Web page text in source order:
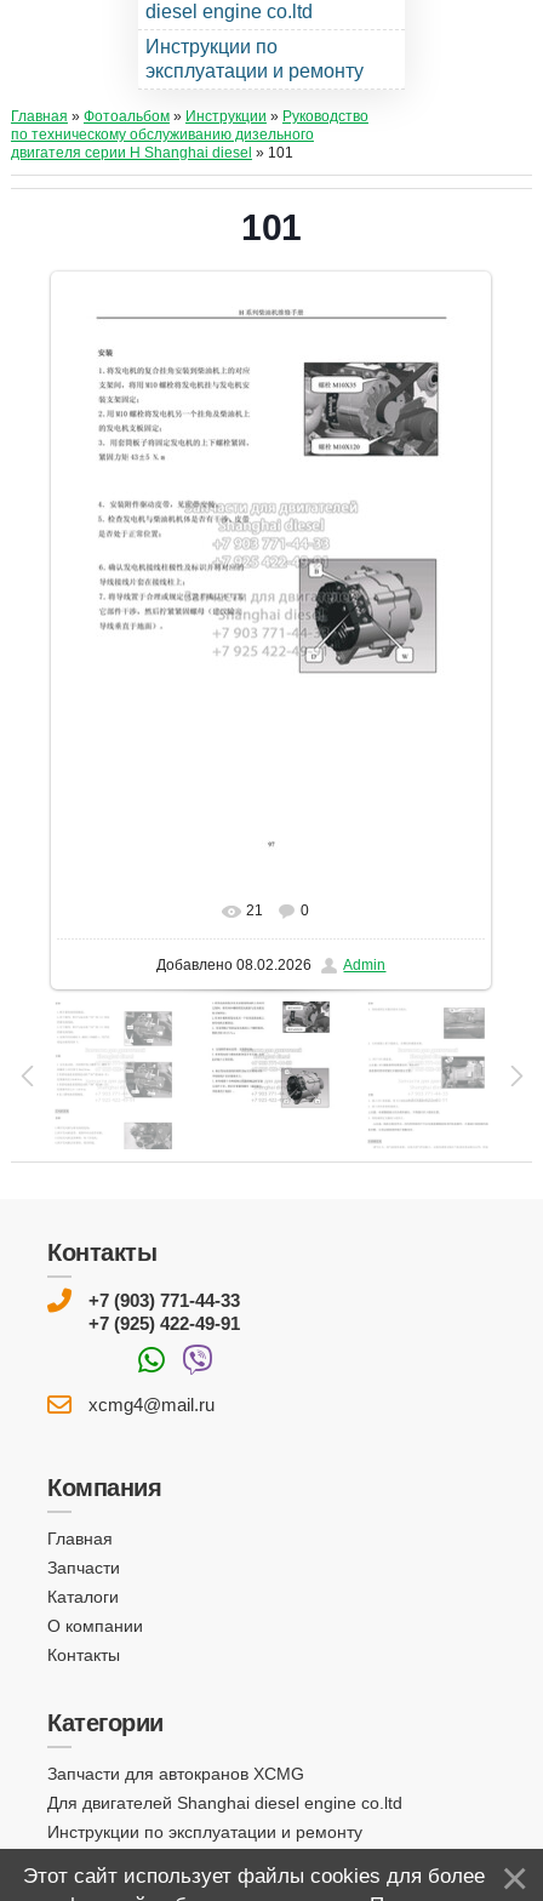
diesel engine co.ltd
Инструкции по
эксплуатации и ремонту
Главная » Фотоальбом» Инструкции » Руководство
по техническому обслуживанию дизельного
двигателя серии Н Shanghai diesel » 101
101
В реальном размере 1131x1600
21 0
Добавлено 08.02.2026 Admin
Контакты
+7 (903) 771-44-33
+7 (925) 422-49-91
xcmg4@mail.ru
Компания
Главная
Запчасти
Каталоги
О компании
Контакты
Категории
Запчасти для автокранов XCMG
Для двигателей Shanghai diesel engine co.ltd
Инструкции по эксплуатации и ремонту
Этот сайт использует файлы cookies для более